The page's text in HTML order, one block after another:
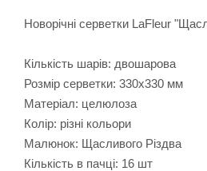
Новорічні серветки LaFleur
Кількість шарів: двошарова
Розмір серветки: 330х330 мм
Матеріал: целюлоза
Колір: різні кольори
Малюнок: Щасливого Різдва
Кількість в пачці: 16 шт